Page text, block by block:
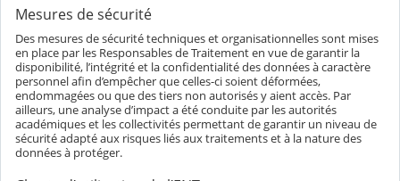
Mesures de sécurité
Des mesures de sécurité techniques et organisationnelles sont mises
en place par les Responsables de Traitement en vue de garantir la
disponibilité, l’intégrité et la confidentialité des données à caractère
personnel afin d’empêcher que celles-ci soient déformées,
endommagées ou que des tiers non autorisés y aient accès. Par
ailleurs, une analyse d’impact a été conduite par les autorités
académiques et les collectivités permettant de garantir un niveau de
sécurité adapté aux risques liés aux traitements et à la nature des
données à protéger.